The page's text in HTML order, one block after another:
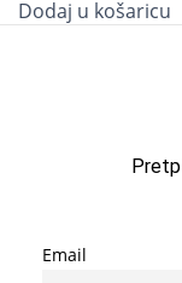
Dodaj u košaricu
Email